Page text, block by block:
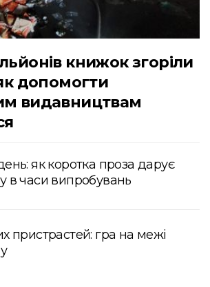
книжок згоріли
допомогти
видавництвам
як коротка проза дарує
в часи випробувань
пристрастей: гра на межі